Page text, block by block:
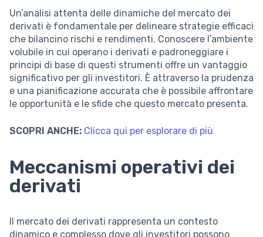
Un’analisi attenta delle dinamiche del mercato dei
derivati è fondamentale per delineare strategie efficaci
che bilancino rischi e rendimenti. Conoscere l’ambiente
volubile in cui operano i derivati e padroneggiare i
principi di base di questi strumenti offre un vantaggio
significativo per gli investitori. È attraverso la prudenza
e una pianificazione accurata che è possibile affrontare
le opportunità e le sfide che questo mercato presenta.
SCOPRI ANCHE: Clicca qui per esplorare di più
Meccanismi operativi dei
derivati
Il mercato dei derivati rappresenta un contesto
dinamico e complesso dove gli investitori possono